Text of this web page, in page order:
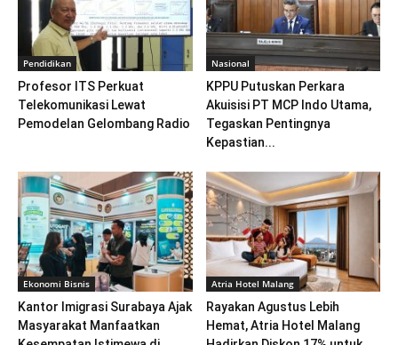
Pendidikan
Profesor ITS Perkuat
Telekomunikasi Lewat
Pemodelan Gelombang Radio
Nasional
KPPU Putuskan Perkara
Akuisisi PT MCP Indo Utama,
Tegaskan Pentingnya
Kepastian...
Ekonomi Bisnis
Kantor Imigrasi Surabaya Ajak
Masyarakat Manfaatkan
Atria Hotel Malang
Rayakan Agustus Lebih
Hemat, Atria Hotel Malang